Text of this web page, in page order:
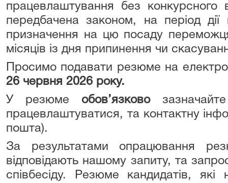
працевлаштування без конкурсного
передбачена законом, на період
призначення на цю посаду
місяців із дня припинення чи
Просимо подавати резюме на
26 червня 2026 року.
У резюме обов’язково
працевлаштуватися, та контактну
пошта).
За результатами опрацювання
відповідають нашому запиту, та
співбесіду. Резюме кандидатів, які